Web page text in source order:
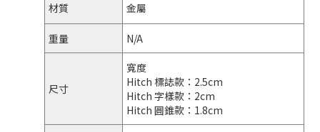
材質 金屬
重量 N/A
尺寸
寬度
Hitch 標誌款：2.5cm
Hitch 字樣款：2cm
Hitch 圓錐款：1.8cm